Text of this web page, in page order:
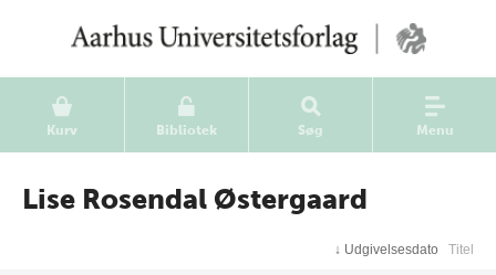
Kurv Bibliotek Søg Menu
Lise Rosendal Østergaard
↓ Udgivelsesdato Titel